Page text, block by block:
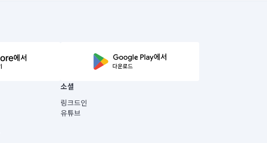
소셜
링크드인
유튜브